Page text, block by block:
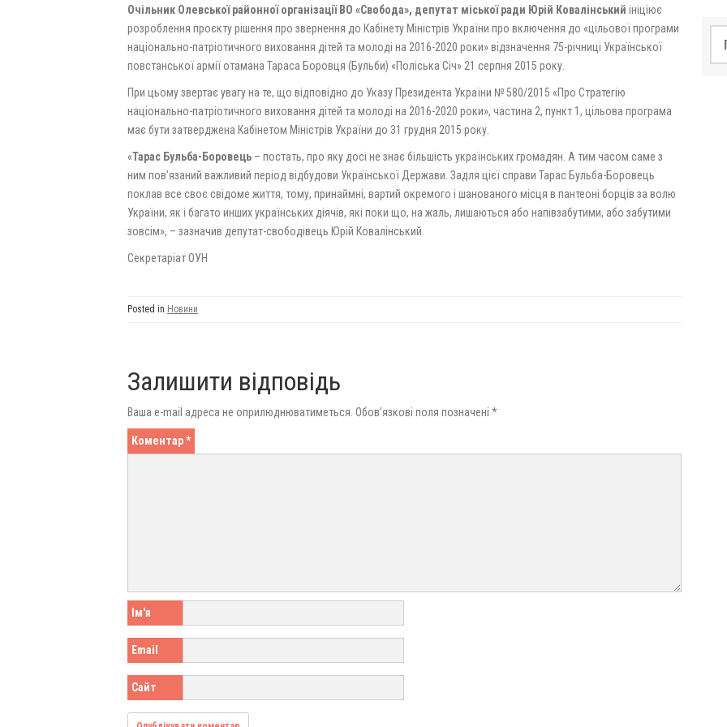
Очільник Олевської районної організації ВО «Свобода», депутат міської ради Юрій Ковалінський ініціює
розроблення проєкту рішення про звернення до Кабінету Міністрів України про включення до «цільової програми
національно-патріотичного виховання дітей та молоді на 2016-2020 роки» відзначення 75-річниці Української
повстанської армії отамана Тараса Боровця (Бульби) «Поліська Січ» 21 серпня 2015 року.
При цьому звертає увагу на те, що відповідно до Указу Президента України № 580/2015 «Про Стратегію
національно-патріотичного виховання дітей та молоді на 2016-2020 роки», частина 2, пункт 1, цільова програма
має бути затверджена Кабінетом Міністрів України до 31 грудня 2015 року.
«Тарас Бульба-Боровець – постать, про яку досі не знає більшість українських громадян. А тим часом саме з
ним пов’язаний важливий період відбудови Української Держави. Задля цієї справи Тарас Бульба-Боровець
поклав все своє свідоме життя, тому, принаймні, вартий окремого і шанованого місця в пантеоні борців за волю
України, як і багато инших українських діячів, які поки що, на жаль, лишаються або напівзабутими, або забутими
зовсім», – зазначив депутат-свободівець Юрій Ковалінський.
Секретаріат ОУН
Posted in Новини
Залишити відповідь
Ваша e-mail адреса не оприлюднюватиметься. Обов’язкові поля позначені *
Коментар*
Ім'я
Email
Сайт